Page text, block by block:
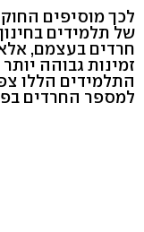
לכך מוסיפים
של תלמידים
חרדים בעצמם,
זמינות גבוהה
התלמידים הללו
למספר החרדים